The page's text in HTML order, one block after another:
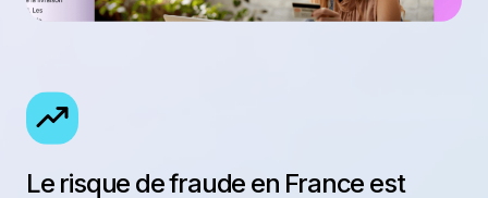
Le risque de fraude en France est